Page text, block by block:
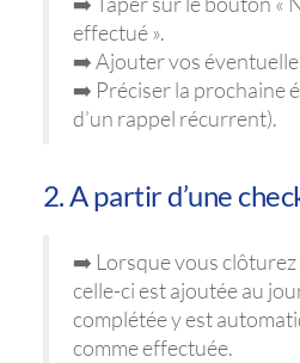
effectué ».
➡️ Ajouter vos
➡️ Préciser la prochaine
d’un rappel récurrent).
2. A partir d’une
➡️ Lorsque vous clôturez
celle-ci est ajoutée au
complétée y est
comme effectuée.